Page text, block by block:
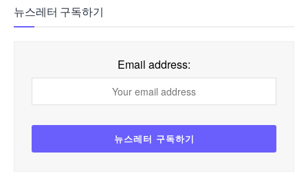
뉴스레터 구독하기
Email address: